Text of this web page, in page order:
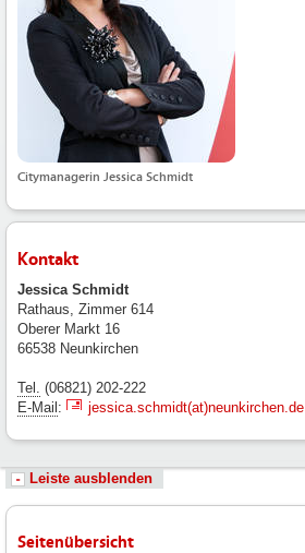
Citymanagerin Jessica Schmidt
Kontakt
Jessica Schmidt
Rathaus, Zimmer 614
Oberer Markt 16
66538 Neunkirchen
Tel.
(06821) 202-222
E-Mail : jessica.schmidt(at)neunkirchen.de
Leiste ausblenden
Seitenübersicht